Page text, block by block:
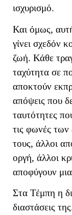
ισχυρισμό.
Και όμως,
γίνει σχεδόν
ζωή. Κάθε
ταχύτητα σε
αποκτούν
απόψεις που
ταυτότητες
τις φωνές
τους, άλλοι
οργή, άλλοι
αποφύγουν
Στα Τέμπη η
διαστάσεις